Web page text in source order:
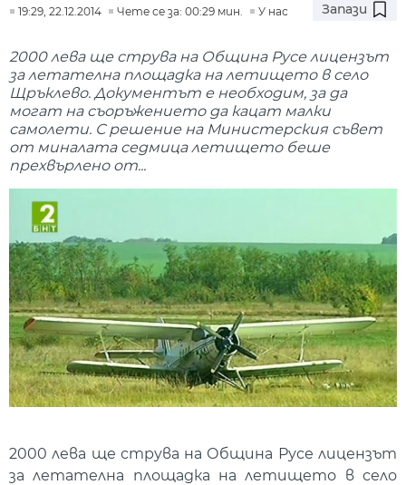
19:29, 22.12.2014 Чете се за: 00:29 мин. У нас Запази
2000 лева ще струва на Община Русе лицензът
за летателна площадка на летището в село
Щръклево. Документът е необходим, за да
могат на съоръжението да кацат малки
самолети. С решение на Министерския съвет
от миналата седмица летището беше
прехвърлено от...
2000 лева ще струва на Община Русе лицензът
за летателна площадка на летището в село